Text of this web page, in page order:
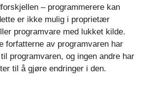
– programmerere kan
er ikke mulig i proprietær
programvare med lukket kilde.
forfatterne av programvaren har
programvaren, og ingen andre har
til å gjøre endringer i den.